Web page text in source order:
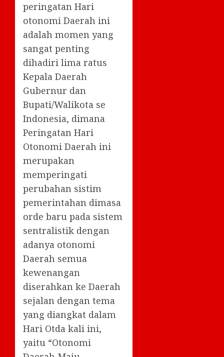
peringatan Hari
otonomi Daerah ini
adalah momen yang
sangat penting
dihadiri lima ratus
Kepala Daerah
Gubernur dan
Bupati/Walikota se
Indonesia, dimana
Peringatan Hari
Otonomi Daerah ini
merupakan
memperingati
perubahan sistim
pemerintahan dimasa
orde baru pada sistem
sentralistik dengan
adanya otonomi
Daerah semua
kewenangan
diserahkan ke Daerah
sejalan dengan tema
yang diangkat dalam
Hari Otda kali ini,
yaitu “Otonomi